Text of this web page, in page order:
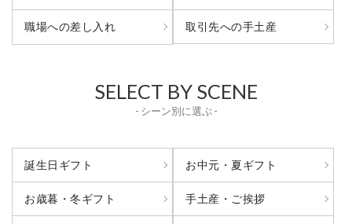
職場への差し入れ 取引先への手土産
SELECT BY SCENE
- シーン別に選ぶ -
誕生日ギフト お中元・夏ギフト
お歳暮・冬ギフト 手土産・ご挨拶